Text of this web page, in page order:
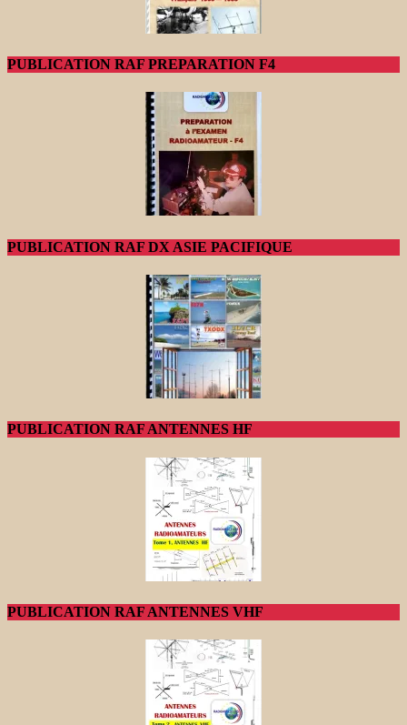
PUBLICATION RAF PREPARATION F4
PUBLICATION RAF DX ASIE PACIFIQUE
PUBLICATION RAF ANTENNES HF
PUBLICATION RAF ANTENNES VHF